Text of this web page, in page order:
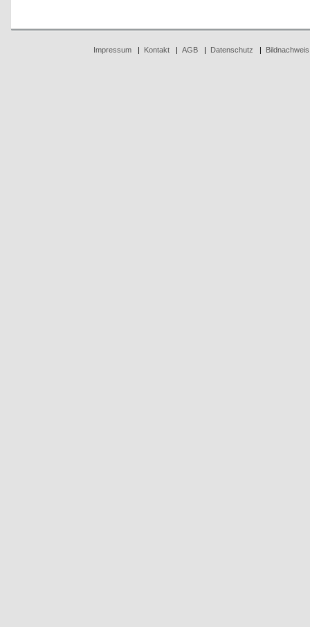
Impressum| Kontakt| AGB| Datenschutz | Bildnachweis